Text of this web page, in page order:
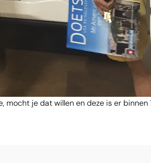
je dat willen en deze is er binnen